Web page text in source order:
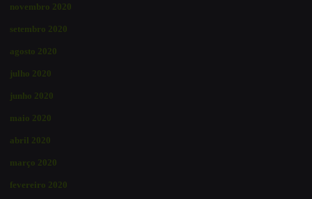
novembro 2020
setembro 2020
agosto 2020
julho 2020
junho 2020
maio 2020
abril 2020
março 2020
fevereiro 2020